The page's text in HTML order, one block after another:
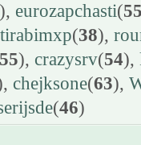
), eurozapchasti(
tirabimxp(38),
55), crazysrv(54),
chejksone(63),
(46)